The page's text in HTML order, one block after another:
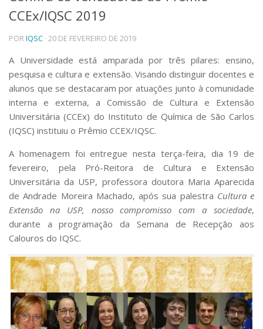
Telefones e Mapas
Pessoas
Ensino
Graduação
Pós-Graduação
Educação a distância
Cursos de Extensão
Pesquisa e Inovação
Linhas de Pesquisa
Pós-doutorado
Iniciação Científica
Transferência de Tecnologia
Empresas Juniores
Extensão à Comunidade
Projetos, Programas e Cursos
Artes, Cultura e Esportes
Serviços
Bibliotecas
Apoio ao Estudante
Segurança, Trânsito e Prevenção
RH, Administrativo e Financeiro
CCEx/IQSC 2019
PORIQSC · 20 DE FEVEREIRO DE 2019
A Universidade está amparada por três pilares: ensino,
pesquisa e cultura e extensão. Visando distinguir docentes e
alunos que se destacaram por atuações junto à comunidade
interna e externa, a Comissão de Cultura e Extensão
Universitária (CCEx) do Instituto de Química de São Carlos
(IQSC) instituiu o Prêmio CCEX/IQSC.
A homenagem foi entregue nesta terça-feira, dia 19 de
fevereiro, pela Pró-Reitora de Cultura e Extensão
Universitária da USP, professora doutora Maria Aparecida
de Andrade Moreira Machado, após sua palestra Cultura e
Extensão na USP, nosso compromisso com a sociedade,
durante a programação da Semana de Recepção aos
Calouros do IQSC.